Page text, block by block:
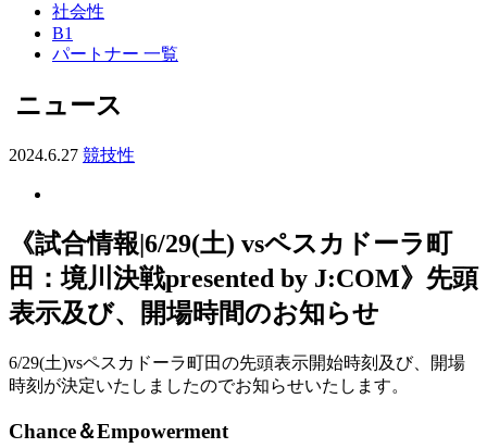
社会性
B1
パートナー 一覧
ニュース
2024.6.27 競技性
《試合情報|6/29(土) vsペスカドーラ町
田：境川決戦presented by J:COM》先頭
表示及び、開場時間のお知らせ
6/29(土)vsペスカドーラ町田の先頭表示開始時刻及び、開場
時刻が決定いたしましたのでお知らせいたします。
Chance＆Empowerment